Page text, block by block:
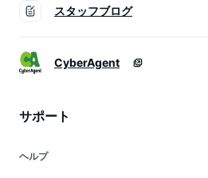
スタッフブログ
CyberAgent
サポート
ヘルプ